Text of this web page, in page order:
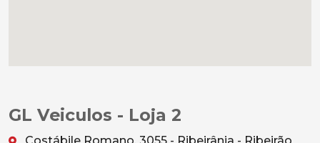
GL Veiculos - Loja 2